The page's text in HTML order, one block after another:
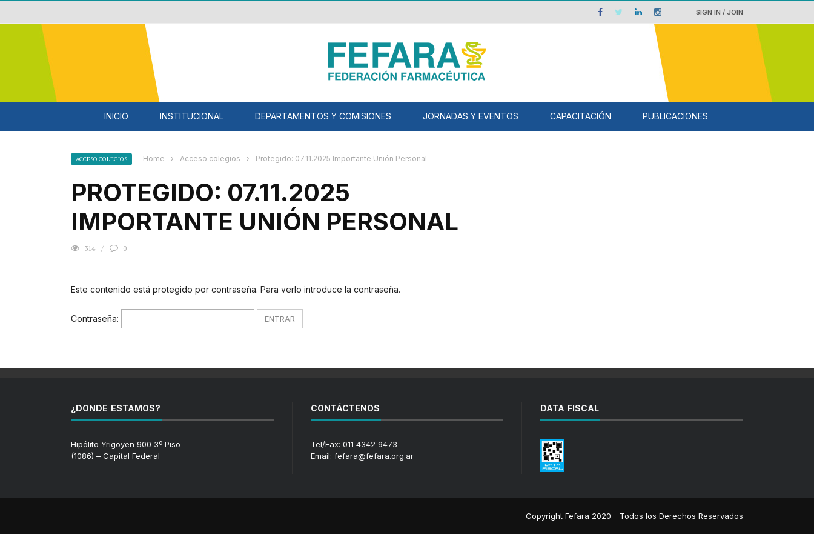
SIGN IN / JOIN
INICIO INSTITUCIONAL DEPARTAMENTOS Y COMISIONES JORNADAS Y EVENTOS CAPACITACIÓN PUBLICACIONES
ACCESO COLEGIOS Home › Acceso colegios › Protegido: 07.11.2025 Importante Unión Personal
PROTEGIDO: 07.11.2025
IMPORTANTE UNIÓN PERSONAL
314 0
Este contenido está protegido por contraseña. Para verlo introduce la contraseña.
Contraseña:
¿DONDE ESTAMOS?
Hipólito Yrigoyen 900 3º Piso
(1086) – Capital Federal
CONTÁCTENOS
Tel/Fax: 011 4342 9473
Email: fefara@fefara.org.ar
DATA FISCAL
Copyright Fefara 2020 - Todos los Derechos Reservados